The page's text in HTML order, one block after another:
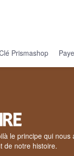
Prismashop
le principe qui
de notre histoire.